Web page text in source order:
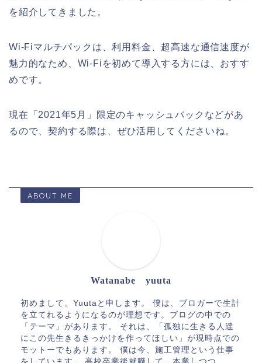
を紹介してきました。
Wi-Fiマルチパックは、利用料金、超高速な通信速度が
魅力的なため、Wi-Fiを初めて導入する方には、おすす
めです。
現在「2021年5月」限定のキャッシュバックなどがあ
るので、契約する際は、ぜひ活用してくださいね。
ABOUT ME
Watanabe yuuta
初めまして。Yuutaと申します。 僕は、ブロガーで生計
を立てれるようになるのが理想です。ブログの中での
「テーマ」があります。 それは、「孤独に生きる人達
にこの先生きるきっかけを作ってほしい」が現時点での
モットーでもあります。 僕は今、施工管理という仕事